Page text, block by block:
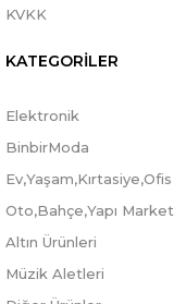
KVKK
KATEGORİLER
Elektronik
BinbirModa
Ev,Yaşam,Kırtasiye,Ofis
Oto,Bahçe,Yapı Market
Altın Ürünleri
Müzik Aletleri